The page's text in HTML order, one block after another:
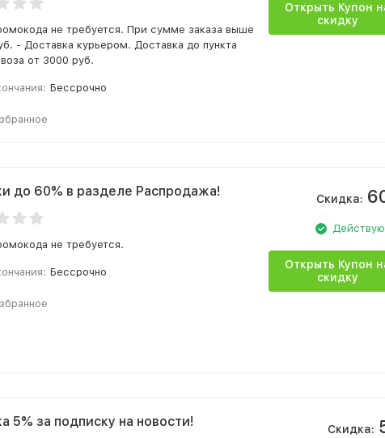
не требуется. При сумме заказа выше
- Доставка курьером. Доставка до пункта
от 3000 руб.
Бессрочно
Открыть Купон
скидку
до 60% в разделе Распродажа!
не требуется.
Бессрочно
Скидка:
Открыть Купон
скидку
5% за подписку на новости! Скидка: